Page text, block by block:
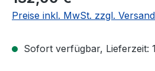
Preise inkl. MwSt. zzgl.
Sofort verfügbar, Lieferzeit: